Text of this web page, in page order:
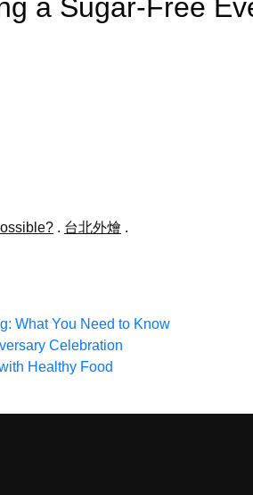
a Sugar-Free
. 台北外燴 .
What You Need to Know
Celebration
Healthy Food